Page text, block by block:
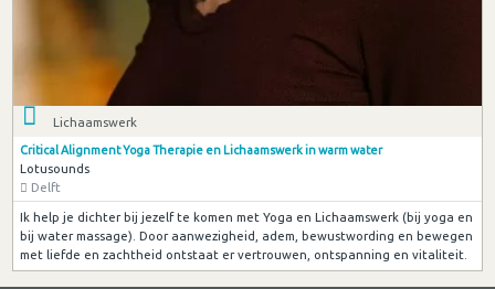
Lichaamswerk
Critical Alignment Yoga Therapie en Lichaamswerk in warm water
Lotusounds
Delft
Ik help je dichter bij jezelf te komen met Yoga en Lichaamswerk (bij yoga en
bij water massage). Door aanwezigheid, adem, bewustwording en bewegen
met liefde en zachtheid ontstaat er vertrouwen, ontspanning en vitaliteit.